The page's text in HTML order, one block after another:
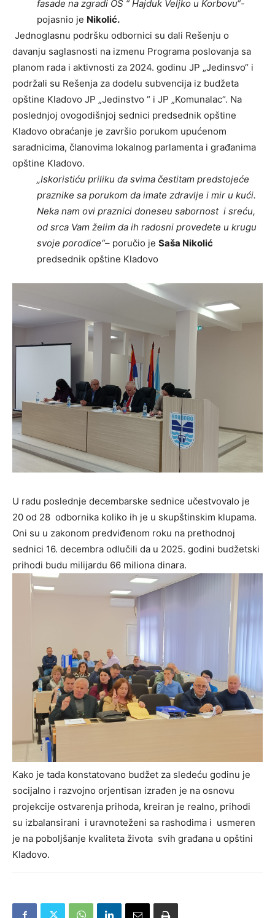
fasade na zgradi OŠ “ Hajduk Veljko u Korbovu“-
pojasnio je Nikolić.
Jednoglasnu podršku odbornici su dali Rešenju o
davanju saglasnosti na izmenu Programa poslovanja sa
planom rada i aktivnosti za 2024. godinu JP „Jedinsvo“ i
podržali su Rešenja za dodelu subvencija iz budžeta
opštine Kladovo JP „Jedinstvo “ i JP „Komunalac“. Na
poslednjoj ovogodišnjoj sednici predsednik opštine
Kladovo obraćanje je završio porukom upućenom
saradnicima, članovima lokalnog parlamenta i građanima
opštine Kladovo.
„Iskoristiću priliku da svima čestitam predstojeće
praznike sa porukom da imate zdravlje i mir u kući.
Neka nam ovi praznici doneseu sabornost i sreću,
od srca Vam želim da ih radosni provedete u krugu
svoje porodice“– poručio je Saša Nikolić
predsednik opštine Kladovo
U radu poslednje decembarske sednice učestvovalo je
20 od 28 odbornika koliko ih je u skupštinskim klupama.
Oni su u zakonom predviđenom roku na prethodnoj
sednici 16. decembra odlučili da u 2025. godini budžetski
prihodi budu milijardu 66 miliona dinara.
Kako je tada konstatovano budžet za sledeću godinu je
socijalno i razvojno orjentisan izrađen je na osnovu
projekcije ostvarenja prihoda, kreiran je realno, prihodi
su izbalansirani i uravnoteženi sa rashodima i usmeren
je na poboljšanje kvaliteta života svih građana u opštini
Kladovo.